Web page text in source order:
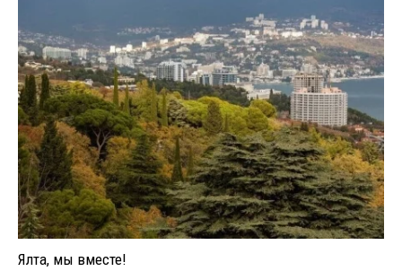
Ялта, мы вместе!